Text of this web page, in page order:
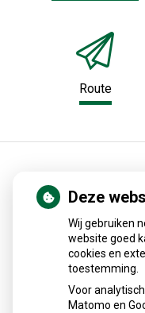
Route
Medische
Alles over
Betrouwbare
Deze
Wij gebruiken
website goed
cookies en
toestemming.
Voor
Matomo en